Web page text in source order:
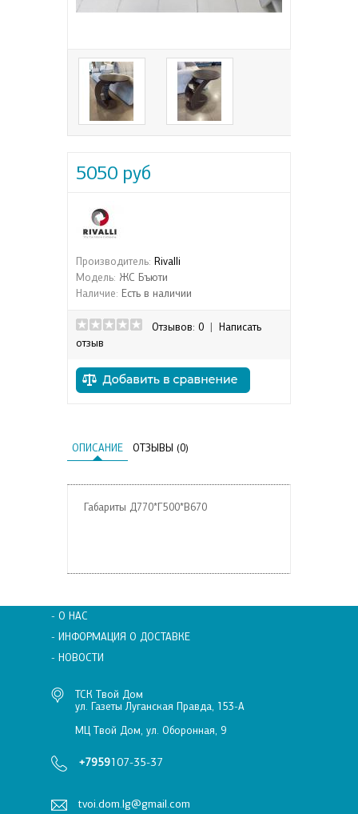
5050 руб
Производитель: Rivalli
Модель: ЖС Бъюти
Наличие: Есть в наличии
Отзывов: 0
Написать
отзыв
ОПИСАНИЕ ОТЗЫВЫ (0)
Габариты Д770*Г500*В670
- О НАС
- ИНФОРМАЦИЯ О ДОСТАВКЕ
- НОВОСТИ
ТСК Твой Дом
ул. Газеты Луганская Правда, 153-А
МЦ Твой Дом, ул. Оборонная, 9
+7959107-35-37
tvoi.dom.lg@gmail.com